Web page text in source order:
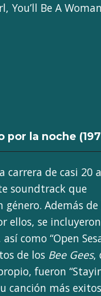
You’ll Be A
por la noche
de casi 20
soundtrack que
Además de
ellos, se incluyeron
como “Open
de los Bee Gees,
fueron
canción más